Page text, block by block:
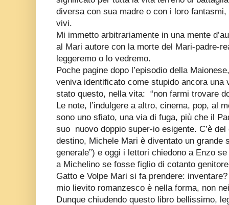
diversa con sua madre o con i loro fantasmi,
vivi.
Mi immetto arbitrariamente in una mente
al Mari autore con la morte del Mari-padre-
leggeremo o lo vedremo.
Poche pagine dopo l’episodio della
veniva identificato come stupido ancora una
stato questo, nella vita: “non farmi trovare
Le note, l’indulgere a altro, cinema, pop, al
sono uno sfiato, una via di fuga, più che il
suo nuovo doppio super-io esigente. C’è
destino, Michele Mari è diventato un grande
generale”) e oggi i lettori chiedono a Enzo
a Michelino se fosse figlio di cotanto
Gatto e Volpe Mari si fa prendere:
mio lievito romanzesco è nella forma, non
Dunque chiudendo questo libro bellissimo,